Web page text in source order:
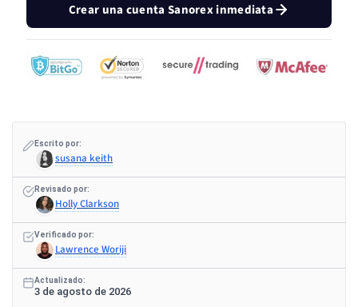
Crear una cuenta Sanorex inmediata
Escrito por:
susana keith
Revisado por:
Holly Clarkson
Verificado por:
Lawrence Woriji
Actualizado:
3 de agosto de 2026